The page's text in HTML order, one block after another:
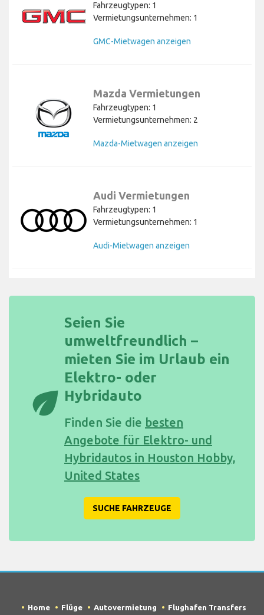
Fahrzeugtypen: 1
Vermietungsunternehmen: 1
GMC-Mietwagen anzeigen
Mazda Vermietungen
Fahrzeugtypen: 1
Vermietungsunternehmen: 2
Mazda-Mietwagen anzeigen
Audi Vermietungen
Fahrzeugtypen: 1
Vermietungsunternehmen: 1
Audi-Mietwagen anzeigen
eco
Seien Sie
umweltfreundlich –
mieten Sie im Urlaub ein
Elektro- oder
Hybridauto
Finden Sie die besten
Angebote für Elektro- und
Hybridautos in Houston Hobby,
United States
SUCHE FAHRZEUGE
Home Flüge Autovermietung
Flughafen Transfers